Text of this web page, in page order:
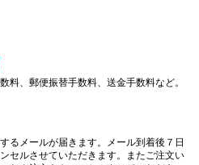
料、郵便振替手数料、送金手数料など。
るメールが届きます。メール到着後７日
セルさせていただきます。またご注文い